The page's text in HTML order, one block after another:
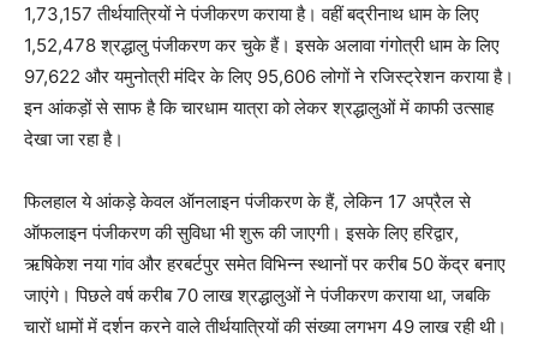
1,73,157 तीर्थयात्रियों ने पंजीकरण कराया है। वहीं बद्रीनाथ धाम के लिए
1,52,478 श्रद्धालु पंजीकरण कर चुके हैं। इसके अलावा गंगोत्री धाम के लिए
97,622 और यमुनोत्री मंदिर के लिए 95,606 लोगों ने रजिस्ट्रेशन कराया है।
इन आंकड़ों से साफ है कि चारधाम यात्रा को लेकर श्रद्धालुओं में काफी उत्साह
देखा जा रहा है।
फिलहाल ये आंकड़े केवल ऑनलाइन पंजीकरण के हैं, लेकिन 17 अप्रैल से
ऑफलाइन पंजीकरण की सुविधा भी शुरू की जाएगी। इसके लिए हरिद्वार,
ऋषिकेश नया गांव और हरबर्टपुर समेत विभिन्न स्थानों पर करीब 50 केंद्र बनाए
जाएंगे। पिछले वर्ष करीब 70 लाख श्रद्धालुओं ने पंजीकरण कराया था, जबकि
चारों धामों में दर्शन करने वाले तीर्थयात्रियों की संख्या लगभग 49 लाख रही थी।